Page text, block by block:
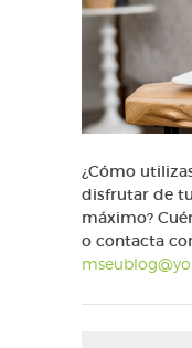
¿Cómo
disfrutar de
máximo?
o contacta